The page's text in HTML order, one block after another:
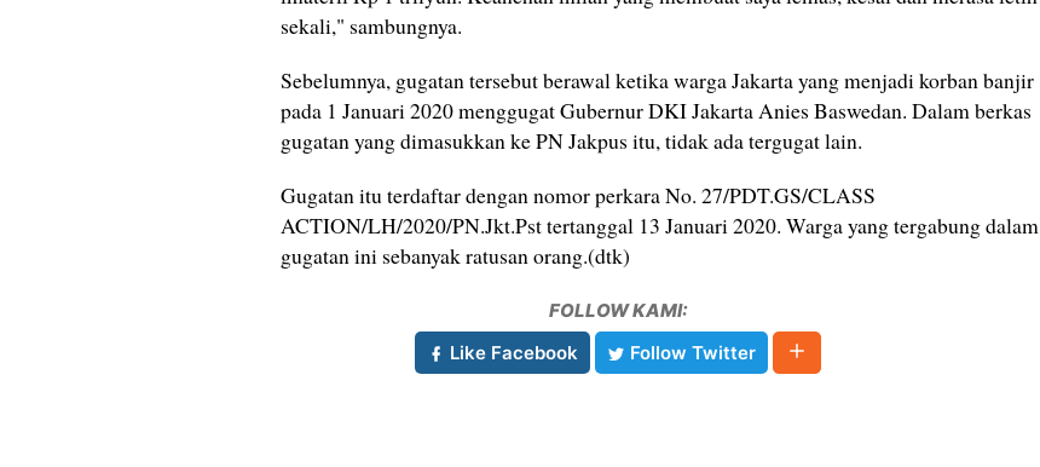
sekali," sambungnya.
Sebelumnya, gugatan tersebut berawal ketika warga Jakarta yang menjadi korban banjir
pada 1 Januari 2020 menggugat Gubernur DKI Jakarta Anies Baswedan. Dalam berkas
gugatan yang dimasukkan ke PN Jakpus itu, tidak ada tergugat lain.
Gugatan itu terdaftar dengan nomor perkara No. 27/PDT.GS/CLASS
ACTION/LH/2020/PN.Jkt.Pst tertanggal 13 Januari 2020. Warga yang tergabung dalam
gugatan ini sebanyak ratusan orang.(dtk)
FOLLOW KAMI:
Like Facebook
Follow Twitter